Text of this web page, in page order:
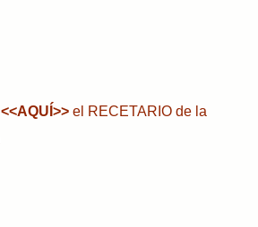
<<AQUÍ>>el RECETARIO de la